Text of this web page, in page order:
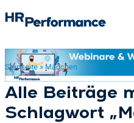
Startseite» Mädchen
Alle Beiträge
Schlagwort